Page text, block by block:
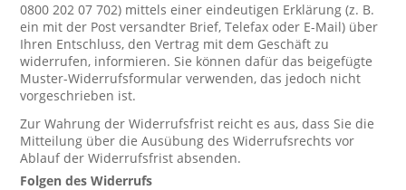
0800 202 07 702) mittels einer eindeutigen Erklärung (z. B.
ein mit der Post versandter Brief, Telefax oder E-Mail) über
Ihren Entschluss, den Vertrag mit dem Geschäft zu
widerrufen, informieren. Sie können dafür das beigefügte
Muster-Widerrufsformular verwenden, das jedoch nicht
vorgeschrieben ist.
Zur Wahrung der Widerrufsfrist reicht es aus, dass Sie die
Mitteilung über die Ausübung des Widerrufsrechts vor
Ablauf der Widerrufsfrist absenden.
Folgen des Widerrufs